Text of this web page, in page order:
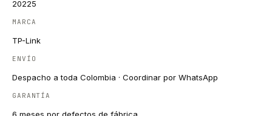
20225
MARCA
TP-Link
ENVÍO
Despacho a toda Colombia · Coordinar por WhatsApp
GARANTÍA